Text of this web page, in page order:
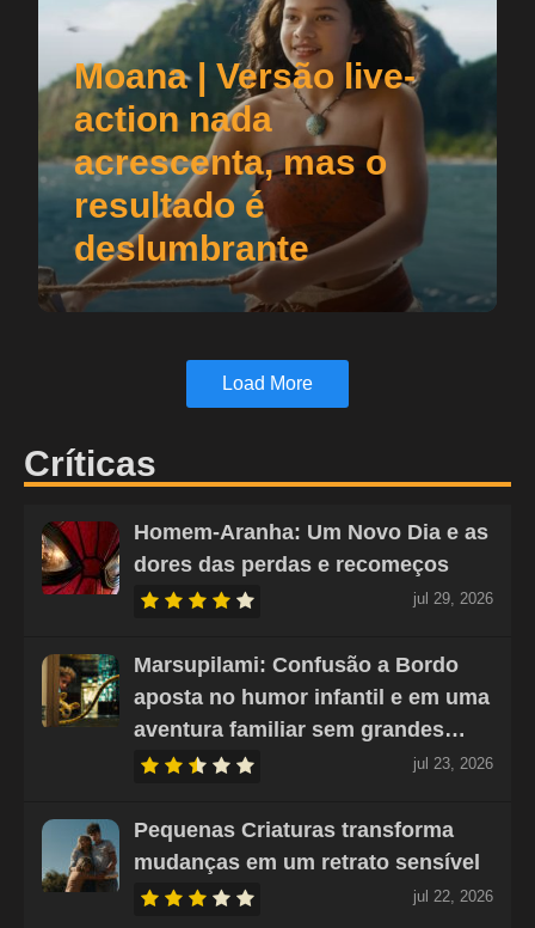
Moana | Versão live-
action nada
acrescenta, mas o
resultado é
deslumbrante
Load More
Críticas
Homem-Aranha: Um Novo Dia e as
dores das perdas e recomeços
jul 29, 2026
Marsupilami: Confusão a Bordo
aposta no humor infantil e em uma
aventura familiar sem grandes…
jul 23, 2026
Pequenas Criaturas transforma
mudanças em um retrato sensível
jul 22, 2026